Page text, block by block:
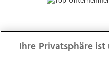
ZUR
Ihre Privatsphäre